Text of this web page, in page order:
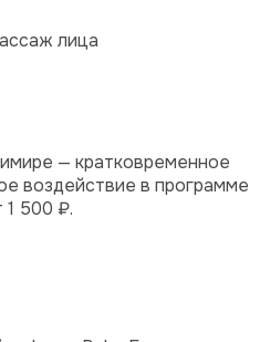
— кратковременное
воздействие в программе
500 ₽.